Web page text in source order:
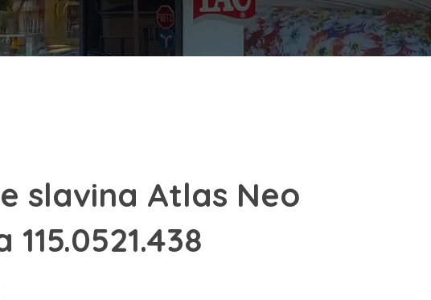
slavina Atlas Neo
115.0521.438